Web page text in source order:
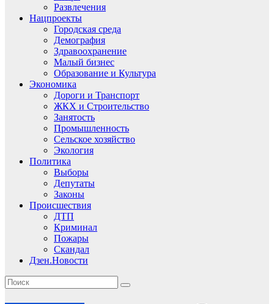
Развлечения
Нацпроекты
Городская среда
Демография
Здравоохранение
Малый бизнес
Образование и Культура
Экономика
Дороги и Транспорт
ЖКХ и Строительство
Занятость
Промышленность
Сельское хозяйство
Экология
Политика
Выборы
Депутаты
Законы
Происшествия
ДТП
Криминал
Пожары
Скандал
Дзен.Новости